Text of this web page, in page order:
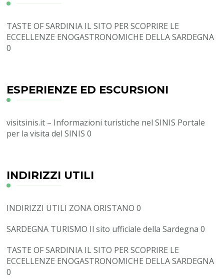
TASTE OF SARDINIA IL SITO PER SCOPRIRE LE
ECCELLENZE ENOGASTRONOMICHE DELLA SARDEGNA
0
ESPERIENZE ED ESCURSIONI
visitsinis.it – Informazioni turistiche nel SINIS Portale
per la visita del SINIS 0
INDIRIZZI UTILI
INDIRIZZI UTILI ZONA ORISTANO 0
SARDEGNA TURISMO Il sito ufficiale della Sardegna 0
TASTE OF SARDINIA IL SITO PER SCOPRIRE LE
ECCELLENZE ENOGASTRONOMICHE DELLA SARDEGNA
0